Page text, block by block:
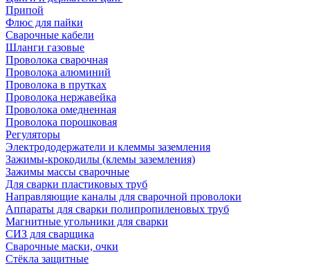
Припой
Флюс для пайки
Сварочные кабели
Шланги газовые
Проволока сварочная
Проволока алюминий
Проволока в прутках
Проволока нержавейка
Проволока омедненная
Проволока порошковая
Регуляторы
Электрододержатели и клеммы заземления
Зажимы-крокодилы (клемы заземления)
Зажимы массы сварочные
Для сварки пластиковых труб
Направляющие каналы для сварочной проволоки
Аппараты для сварки полипропиленовых труб
Магнитные угольники для сварки
СИЗ для сварщика
Сварочные маски, очки
Стёкла защитные